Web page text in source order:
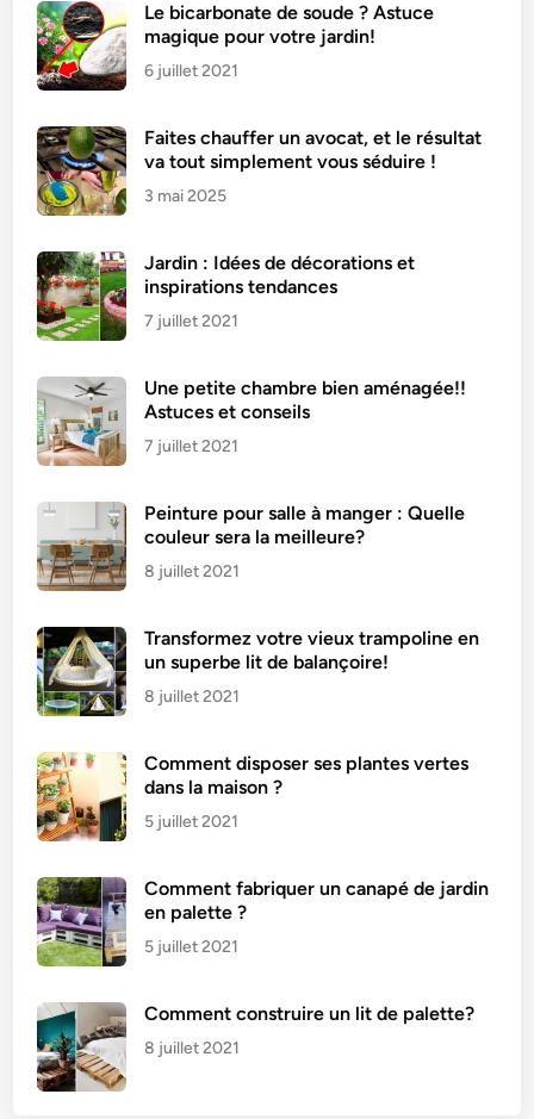
o
d
n
Le bicarbonate de soude ? Astuce
magique pour votre jardin!
6 juillet 2021
Faites chauffer un avocat, et le résultat
va tout simplement vous séduire !
3 mai 2025
Jardin : Idées de décorations et
inspirations tendances
7 juillet 2021
Une petite chambre bien aménagée!!
Astuces et conseils
7 juillet 2021
Peinture pour salle à manger : Quelle
couleur sera la meilleure?
8 juillet 2021
Transformez votre vieux trampoline en
un superbe lit de balançoire!
8 juillet 2021
Comment disposer ses plantes vertes
dans la maison ?
5 juillet 2021
Comment fabriquer un canapé de jardin
en palette ?
5 juillet 2021
Comment construire un lit de palette?
8 juillet 2021